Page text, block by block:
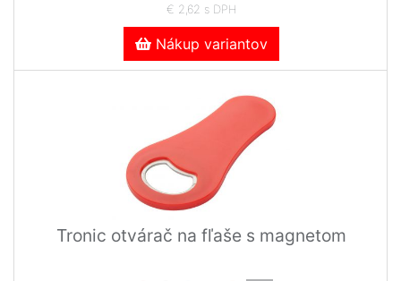
€ 2,62 s DPH
Nákup variantov
Tronic otvárač na fľaše s magnetom